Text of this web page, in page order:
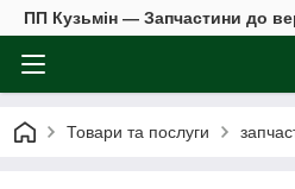
ПП Кузьмін — Запчастини до
Товари та послуги